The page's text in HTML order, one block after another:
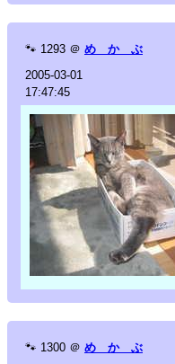
🐾 1293 ＠ め か ぶ
2005-03-01
17:47:45
🐾 1300 ＠ め か ぶ